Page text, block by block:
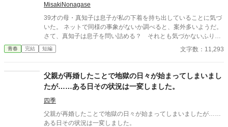
MisakiNonagase
39才の母・真知子は息子が私の下着を持ち出していることに気づ
いた。 ネットで同様の事象がないか調べると、案外多いようだ。
さて、真知子は息子を問い詰める？ それとも気づかないふりを
青春 完結 短編 文字数：11,293
父親が再婚したことで地獄の日々が始まってしまいまし
たが……ある日その状況は一変しました。
四季
父親が再婚したことで地獄の日々が始まってしまいましたが……
ある日その状況は一変しました。